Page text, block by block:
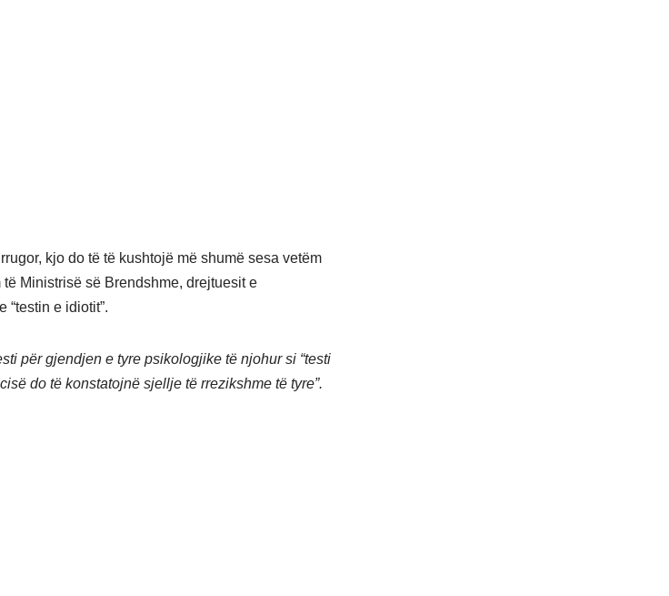
kjo do të të kushtojë më shumë sesa vetëm
Ministrisë së Brendshme, drejtuesit e
“testin e idiotit”.
për gjendjen e tyre psikologjike të njohur si “testi
do të konstatojnë sjellje të rrezikshme të tyre”.